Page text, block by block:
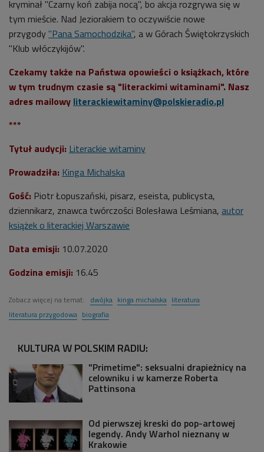
kryminał "Czarny koń zabija nocą", bo akcja rozgrywa się w
tym mieście. Nad Jeziorakiem to oczywiście nowe
przygody "Pana Samochodzika", a w Górach Świętokrzyskich
"Klub włóczykijów".
Czekamy także na Państwa opowieści o książkach, które
w tym trudnym czasie są "literackimi witaminami". Nasz
adres mailowy literackiewitaminy@polskieradio.pl
***
Tytuł audycji: Literackie witaminy
Prowadziła: Kinga Michalska
Gość: Piotr Łopuszański, pisarz, eseista, publicysta,
dziennikarz, znawca twórczości Bolesława Leśmiana, autor
książek o literackiej Warszawie
Data emisji: 10.07.2020
Godzina emisji: 16.45
Zobacz więcej na temat: dwójka kinga michalska literatura
literatura przygodowa biografia
KULTURA W POLSKIM RADIU:
"Primetime": seksualni drapieżnicy na
celowniku i w kamerze Roberta
Pattinsona
Od pierwszej kreski do pop-artowej
legendy. Andy Warhol nieznany w
Krakowie